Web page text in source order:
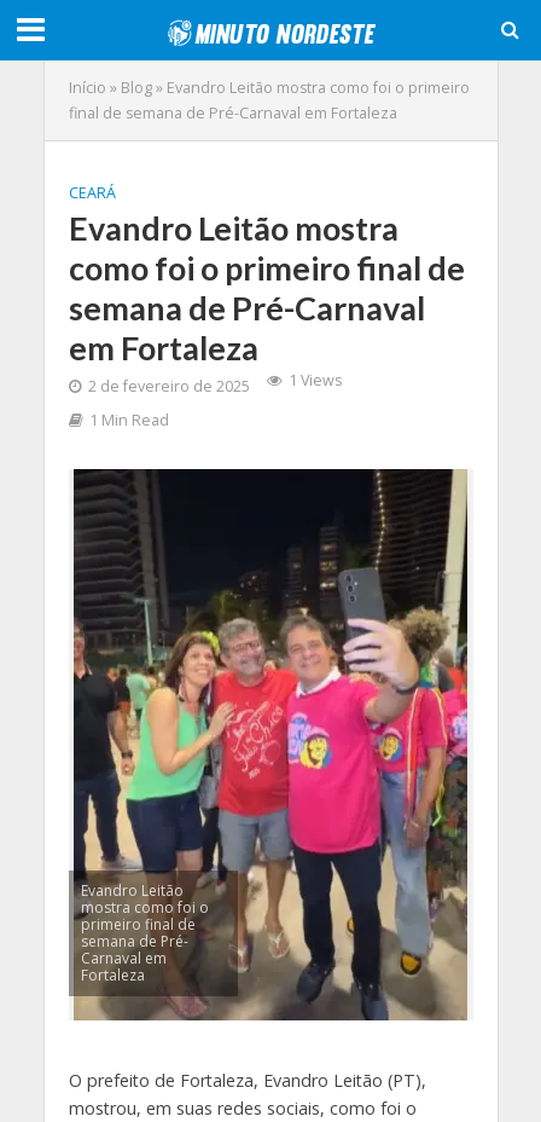
Início » Blog» Evandro Leitão mostra como foi o primeiro
final de semana de Pré-Carnaval em Fortaleza
CEARÁ
Evandro Leitão mostra
como foi o primeiro final de
semana de Pré-Carnaval
em Fortaleza
2 de fevereiro de 2025
1 Views
1 Min Read
Evandro Leitão
mostra como foi o
primeiro final de
semana de Pré-
Carnaval em
Fortaleza
O prefeito de Fortaleza, Evandro Leitão (PT),
mostrou, em suas redes sociais, como foi o